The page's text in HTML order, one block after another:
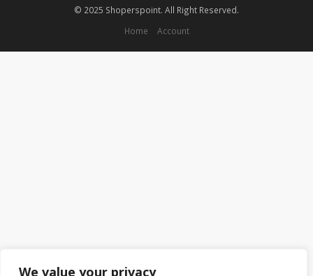
We value your privacy
© 2025 Shoperspoint. All Right Reserved.
Home
Account